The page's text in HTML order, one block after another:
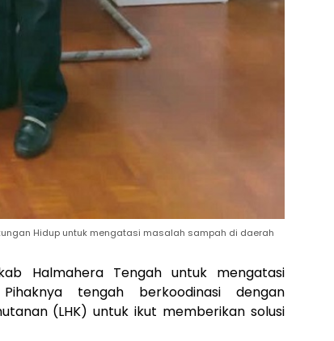
Hidup untuk mengatasi masalah sampah di daerah
Halmahera Tengah untuk mengatasi
tengah berkoodinasi dengan
(LHK) untuk ikut memberikan solusi